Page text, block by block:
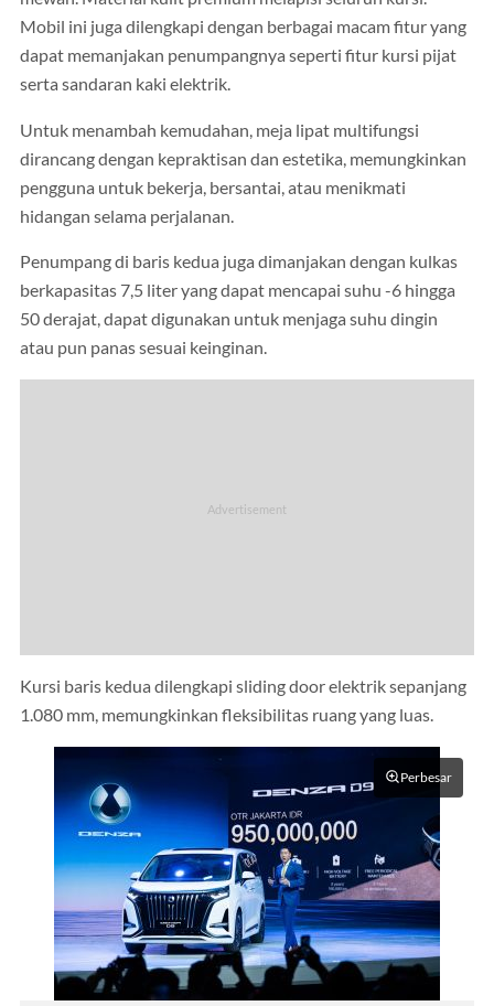
Mobil ini juga dilengkapi dengan berbagai macam fitur yang
dapat memanjakan penumpangnya seperti fitur kursi pijat
serta sandaran kaki elektrik.
Untuk menambah kemudahan, meja lipat multifungsi
dirancang dengan kepraktisan dan estetika, memungkinkan
pengguna untuk bekerja, bersantai, atau menikmati
hidangan selama perjalanan.
Penumpang di baris kedua juga dimanjakan dengan kulkas
berkapasitas 7,5 liter yang dapat mencapai suhu -6 hingga
50 derajat, dapat digunakan untuk menjaga suhu dingin
atau pun panas sesuai keinginan.
Kursi baris kedua dilengkapi sliding door elektrik sepanjang
1.080 mm, memungkinkan fleksibilitas ruang yang luas.
Perbesar